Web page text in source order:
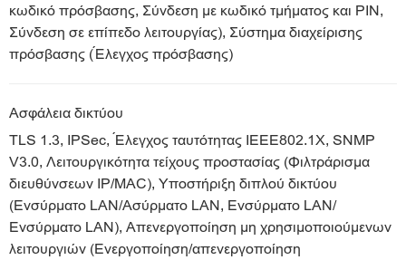
κωδικό πρόσβασης, Σύνδεση με κωδικό τμήματος και PIN,
Σύνδεση σε επίπεδο λειτουργίας), Σύστημα διαχείρισης
πρόσβασης (Έλεγχος πρόσβασης)
Ασφάλεια δικτύου
TLS 1.3, IPSec, Έλεγχος ταυτότητας IEEE802.1X, SNMP
V3.0, Λειτουργικότητα τείχους προστασίας (Φιλτράρισμα
διευθύνσεων IP/MAC), Υποστήριξη διπλού δικτύου
(Ενσύρματο LAN/Ασύρματο LAN, Ενσύρματο LAN/
Ενσύρματο LAN), Απενεργοποίηση μη χρησιμοποιούμενων
λειτουργιών (Ενεργοποίηση/απενεργοποίηση